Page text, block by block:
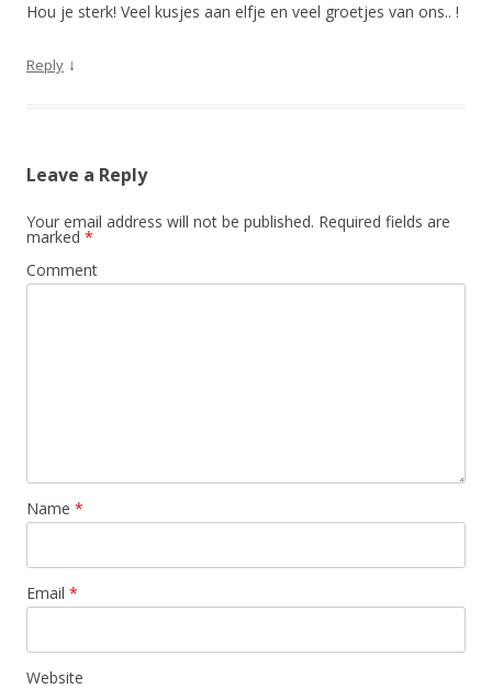
Hou je sterk! Veel kusjes aan elfje en veel groetjes van ons.. !
Reply ↓
Leave a Reply
Your email address will not be published. Required fields are
marked *
Comment
Name *
Email *
Website